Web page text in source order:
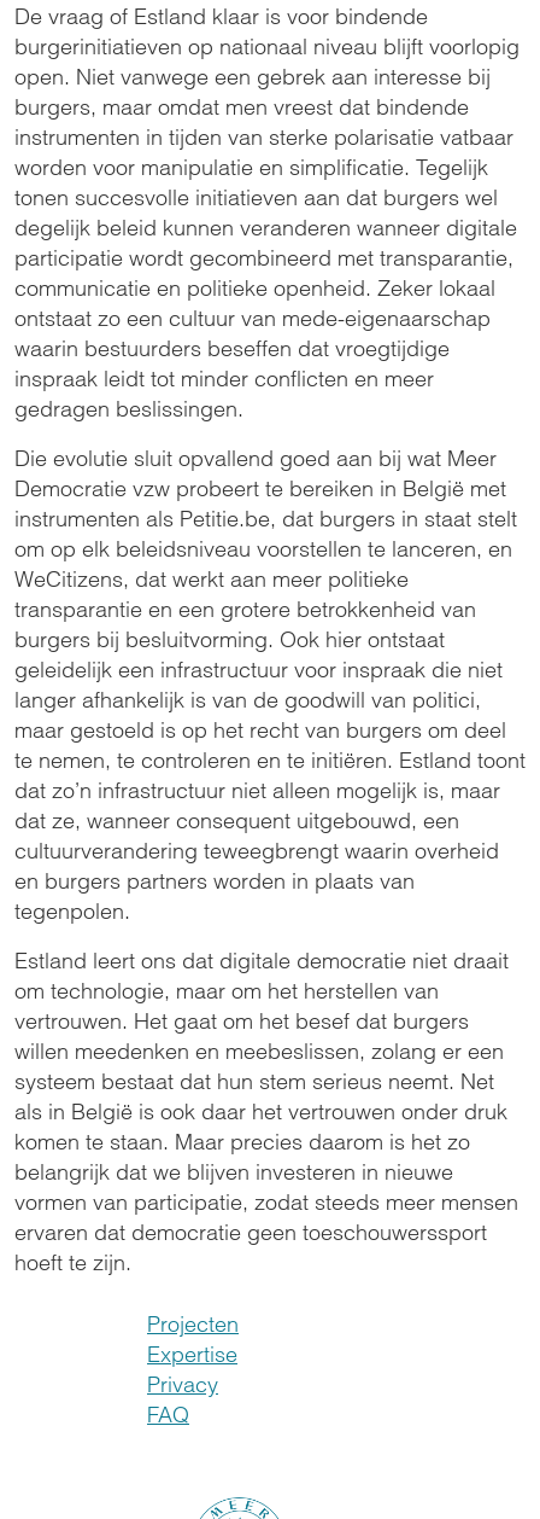
De vraag of Estland klaar is voor bindende
burgerinitiatieven op nationaal niveau blijft voorlopig
open. Niet vanwege een gebrek aan interesse bij
burgers, maar omdat men vreest dat bindende
instrumenten in tijden van sterke polarisatie vatbaar
worden voor manipulatie en simplificatie. Tegelijk
tonen succesvolle initiatieven aan dat burgers wel
degelijk beleid kunnen veranderen wanneer digitale
participatie wordt gecombineerd met transparantie,
communicatie en politieke openheid. Zeker lokaal
ontstaat zo een cultuur van mede-eigenaarschap
waarin bestuurders beseffen dat vroegtijdige
inspraak leidt tot minder conflicten en meer
gedragen beslissingen.
Die evolutie sluit opvallend goed aan bij wat Meer
Democratie vzw probeert te bereiken in België met
instrumenten als Petitie.be, dat burgers in staat stelt
om op elk beleidsniveau voorstellen te lanceren, en
WeCitizens, dat werkt aan meer politieke
transparantie en een grotere betrokkenheid van
burgers bij besluitvorming. Ook hier ontstaat
geleidelijk een infrastructuur voor inspraak die niet
langer afhankelijk is van de goodwill van politici,
maar gestoeld is op het recht van burgers om deel
te nemen, te controleren en te initiëren. Estland toont
dat zo’n infrastructuur niet alleen mogelijk is, maar
dat ze, wanneer consequent uitgebouwd, een
cultuurverandering teweegbrengt waarin overheid
en burgers partners worden in plaats van
tegenpolen.
Estland leert ons dat digitale democratie niet draait
om technologie, maar om het herstellen van
vertrouwen. Het gaat om het besef dat burgers
willen meedenken en meebeslissen, zolang er een
systeem bestaat dat hun stem serieus neemt. Net
als in België is ook daar het vertrouwen onder druk
komen te staan. Maar precies daarom is het zo
belangrijk dat we blijven investeren in nieuwe
vormen van participatie, zodat steeds meer mensen
ervaren dat democratie geen toeschouwerssport
hoeft te zijn.
Projecten
Expertise
Privacy
FAQ